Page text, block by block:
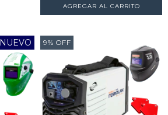
NUEVO 9% OFF